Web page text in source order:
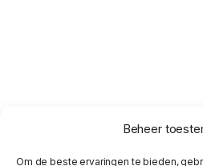
Beheer
Om de beste ervaringen te bieden,